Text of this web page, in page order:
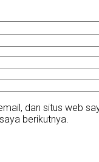
dan situs web
berikutnya.